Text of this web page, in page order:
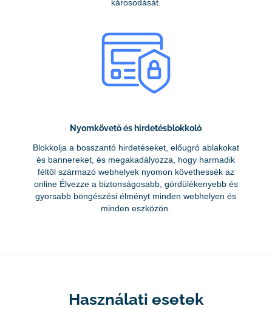
károsodását.
Nyomkövető és hirdetésblokkoló
Blokkolja a bosszantó hirdetéseket, előugró ablakokat
és bannereket, és megakadályozza, hogy harmadik
féltől származó webhelyek nyomon követhessék az
online Élvezze a biztonságosabb, gördülékenyebb és
gyorsabb böngészési élményt minden webhelyen és
minden eszközön.
Használati esetek